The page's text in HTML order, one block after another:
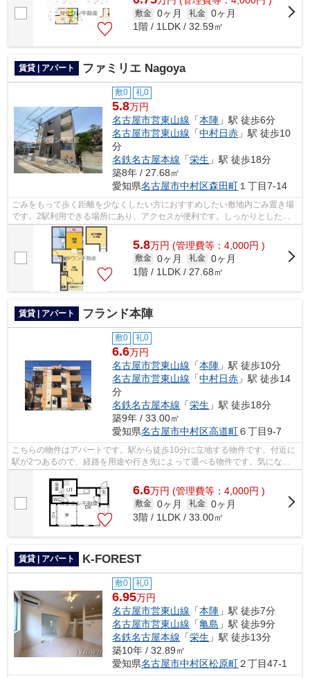
敷金 0ヶ月 礼金 0ヶ月
1階 / 1LDK / 32.59㎡
賃貸 | アパート ファミリエ Nagoya
敷0 礼0
5.8万円
名古屋市営東山線 「本陣 」駅 徒歩6分
名古屋市営東山線 「中村日赤 」駅 徒歩10
分
名鉄名古屋本線 「栄生 」駅 徒歩18分
築8年 / 27.68㎡
愛知県名古屋市中村区森田町１丁目7-14
ごみをもって歩く距離を少なくしたい方におすすめしたい敷地内ごみ置き場
です。2駅利用できる場所にあり、アクセスが便利です。しっかりとした造
りが自慢の築8年の物件。朝に慌てるこ...
5.8万円 (管理費等：4,000円 )
敷金 0ヶ月 礼金 0ヶ月
1階 / 1LDK / 27.68㎡
賃貸 | アパート フランド本陣
敷0 礼0
6.6万円
名古屋市営東山線 「本陣 」駅 徒歩10分
名古屋市営東山線 「中村日赤 」駅 徒歩14
分
名鉄名古屋本線 「栄生 」駅 徒歩18分
築9年 / 33.00㎡
愛知県名古屋市中村区高道町６丁目9-7
こちらの物件はアパートです。駅から徒歩10分に立地する物件です。付近に
駅が2つあるので、経路を用途や行き先によって選べる物件です。気になる
6.6万円 (管理費等：4,000円 )
敷金 0ヶ月 礼金 0ヶ月
3階 / 1LDK / 33.00㎡
賃貸 | アパート K-FOREST
敷0 礼0
6.95万円
名古屋市営東山線 「本陣 」駅 徒歩7分
名古屋市営東山線 「亀島 」駅 徒歩9分
名鉄名古屋本線 「栄生 」駅 徒歩13分
築10年 / 32.89㎡
愛知県名古屋市中村区松原町２丁目47-1